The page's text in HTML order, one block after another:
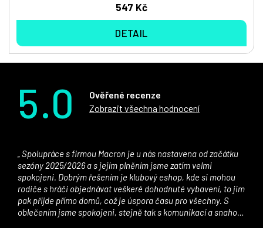
547 Kč
DETAIL
5.0
Ověřené recenze
Zobrazit všechna hodnocení
sezóny 2025/2026 a s jejím plněním jsme zatím velmi
spokojeni. Dobrým řešením je klubový eshop, kde si mohou
rodiče s hráči objednávat veškeré dohodnuté vybavení, to jim
pak přijde přímo domů, což je úspora času pro všechny. S
oblečením jsme spokojeni, stejně tak s komunikací a snahou